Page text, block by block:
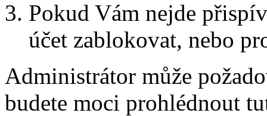
Pokud Vám nejde
účet zablokovat, nebo
Administrátor může
budete moci prohlédnout